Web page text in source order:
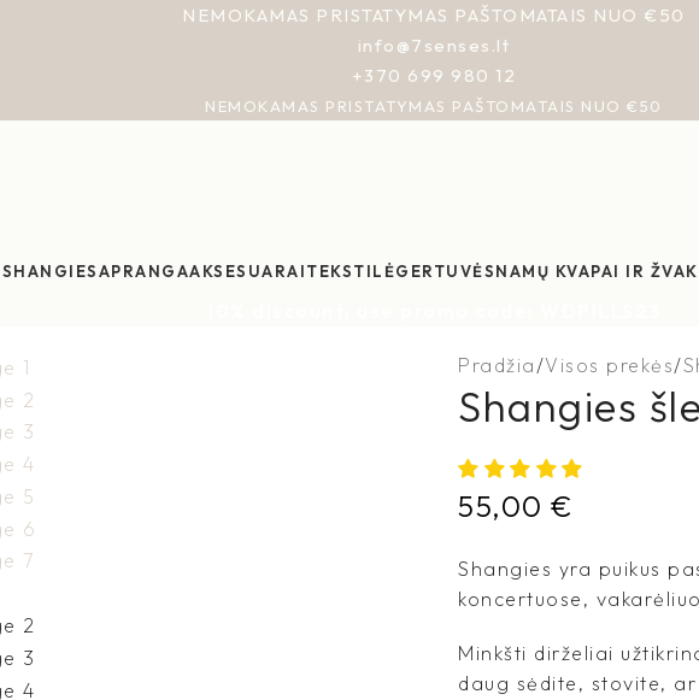
NEMOKAMAS PRISTATYMAS PAŠTOMATAIS NUO €50
info@7senses.lt
+370 699 980 12
NEMOKAMAS PRISTATYMAS PAŠTOMATAIS NUO €50
SHANGIESAPRANGAAKSESUARAITEKSTILĖGERTUVĖSNAMŲ KVAPAI IR
Pradžia Visos prekės
Shangies
55,00 €
Shangies yra puikus
koncertuose,
Minkšti dirželiai
daug sėdite, stovite,